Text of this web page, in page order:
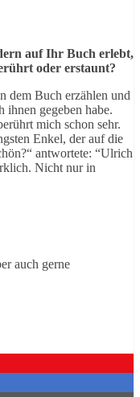
auf Ihr Buch erlebt,
oder erstaunt?
dem Buch erzählen und
ihnen gegeben habe.
mich schon sehr.
Enkel, der auf die
antwortete: “Ulrich
Nicht nur in
auch gerne